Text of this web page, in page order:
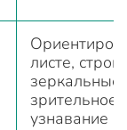
листе,
зеркальные
зрительное
узнавание